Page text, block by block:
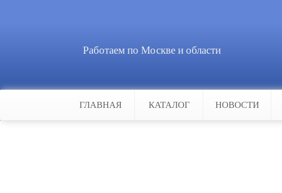
Работаем по Москве и области
ГЛАВНАЯ КАТАЛОГ НОВОСТИ